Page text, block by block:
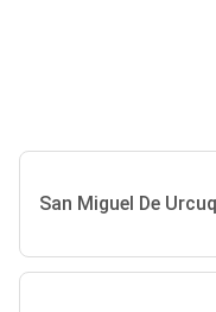
San Miguel De